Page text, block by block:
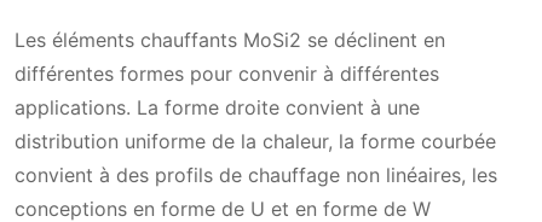
Les éléments chauffants MoSi2 se déclinent en
différentes formes pour convenir à différentes
applications. La forme droite convient à une
distribution uniforme de la chaleur, la forme courbée
convient à des profils de chauffage non linéaires, les
conceptions en forme de U et en forme de W